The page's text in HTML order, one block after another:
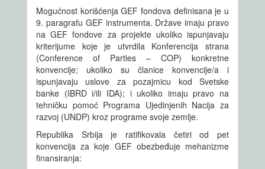
Mogućnost korišćenja GEF fondova definisana je u
9. paragrafu GEF instrumenta. Države imaju pravo
na GEF fondove za projekte ukoliko ispunjavaju
kriterijume koje je utvrdila Konferencija strana
(Conference of Parties – COP) konkretne
konvencije; ukoliko su članice konvencije/a i
ispunjavaju uslove za pozajmicu kod Svetske
banke (IBRD i/ili IDA); i ukoliko imaju pravo na
tehničku pomoć Programa Ujedinjenih Nacija za
razvoj (UNDP) kroz programe svoje zemlje.
Republika Srbija je ratifikovala četiri od pet
konvencija za koje GEF obezbeđuje mehanizme
finansiranja: